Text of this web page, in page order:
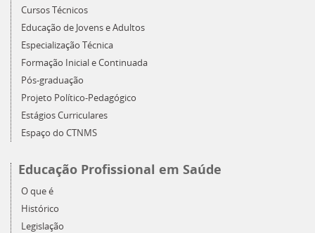
Cursos Técnicos
Educação de Jovens e Adultos
Especialização Técnica
Formação Inicial e Continuada
Pós-graduação
Projeto Político-Pedagógico
Estágios Curriculares
Espaço do CTNMS
Educação Profissional em Saúde
O que é
Histórico
Legislação